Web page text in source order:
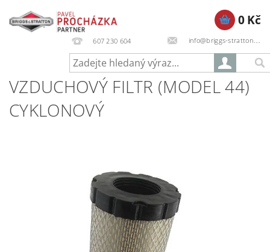
607 230 604 info@briggs-stratton.cz
0 Kč
VZDUCHOVÝ FILTR (MODEL 44)
CYKLONOVÝ